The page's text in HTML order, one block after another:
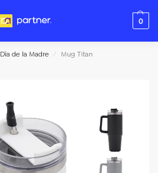
0
Día de la Madre / Mug Titan